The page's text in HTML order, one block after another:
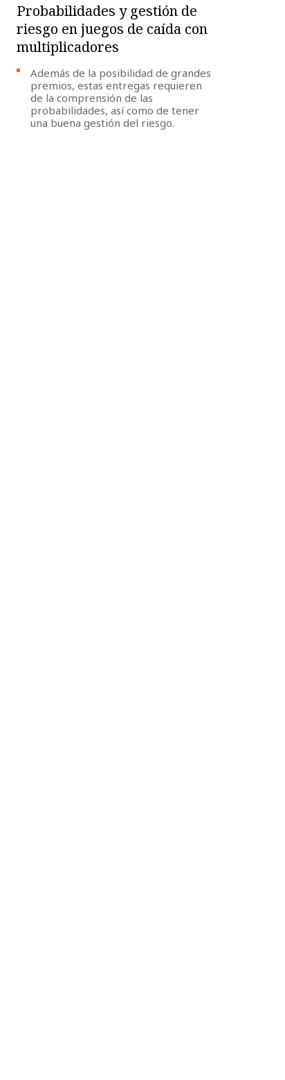
Probabilidades y gestión de
riesgo en juegos de caída con
multiplicadores
Además de la posibilidad de grandes
premios, estas entregas requieren
de la comprensión de las
probabilidades, así como de tener
una buena gestión del riesgo.